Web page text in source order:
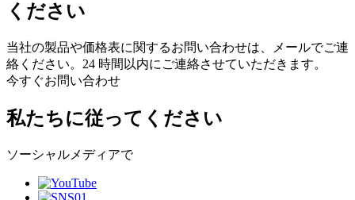
ください
当社の製品や価格表に関するお問い合わせは、メールでご連
絡ください。24 時間以内にご連絡させていただきます。
今すぐお問い合わせ
私たちに従ってください
ソーシャルメディアで